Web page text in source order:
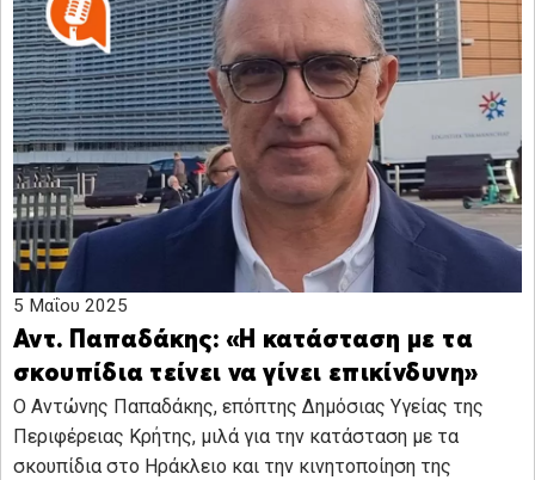
5 Μαΐου 2025
Αντ. Παπαδάκης: «Η κατάσταση με τα
σκουπίδια τείνει να γίνει επικίνδυνη»
Ο Αντώνης Παπαδάκης, επόπτης Δημόσιας Υγείας της
Περιφέρειας Κρήτης, μιλά για την κατάσταση με τα
σκουπίδια στο Ηράκλειο και την κινητοποίηση της